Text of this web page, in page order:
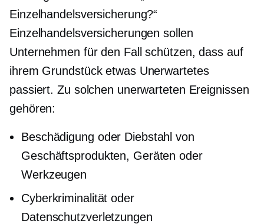
Einzelhandelsversicherung?“
Einzelhandelsversicherungen sollen
Unternehmen für den Fall schützen, dass auf
ihrem Grundstück etwas Unerwartetes
passiert. Zu solchen unerwarteten Ereignissen
gehören:
Beschädigung oder Diebstahl von
Geschäftsprodukten, Geräten oder
Werkzeugen
Cyberkriminalität oder
Datenschutzverletzungen